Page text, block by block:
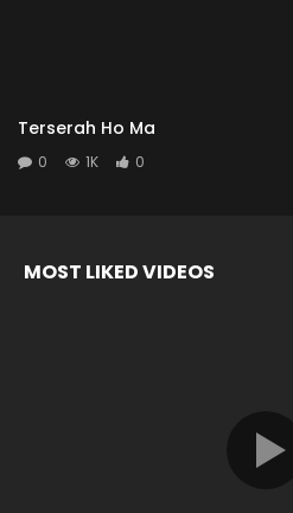
Terserah Ho Ma
0 1K 0
MOST LIKED VIDEOS